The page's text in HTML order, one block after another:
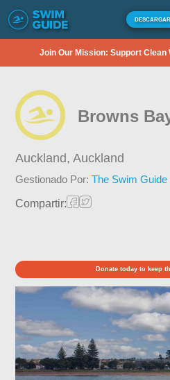
DESCARGAR
Join Our Mission: Support Clean
Browns
Auckland,Auckland
Gestionado Por:The Swim
Compartir:
Donate today to keep